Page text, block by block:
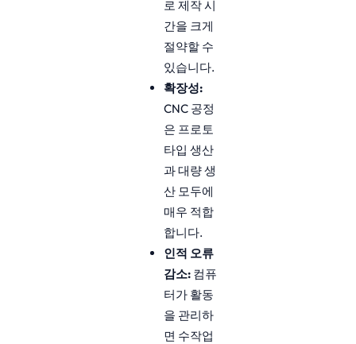
로 제작 시
간을 크게
절약할 수
있습니다.
확장성:
CNC 공정
은 프로토
타입 생산
과 대량 생
산 모두에
매우 적합
합니다.
인적 오류
감소: 컴퓨
터가 활동
을 관리하
면 수작업